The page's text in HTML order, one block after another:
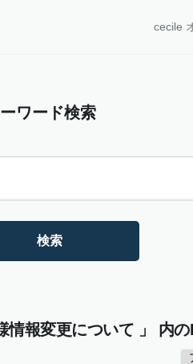
cecile
ワード検索
情報変更について 」 内